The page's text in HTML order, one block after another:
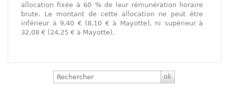
allocation fixée à 60 % de leur rémunération horaire
brute. Le montant de cette allocation ne peut être
inférieur à 9,40 € (8,10 € à Mayotte), ni supérieur à
32,08 € (24,25 € à Mayotte).